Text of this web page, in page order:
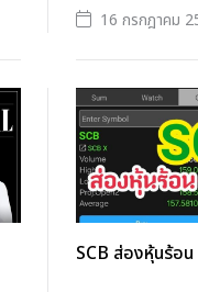
16 กรกฎาคม
SCB ส่องหุ้นร้อ